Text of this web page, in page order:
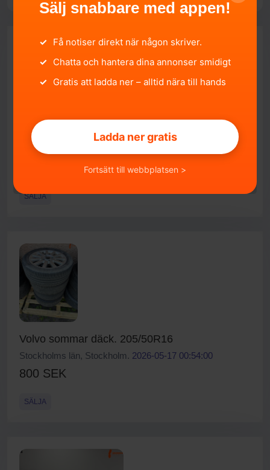
Hyundai ix35 sommardäck 18 tum bra skick
Örebro län, Örebro.
SÄLJA
Volvo sommar däck. 205/50R16
Stockholms län, Stockholm. 2026-05-17 00:54:00
800 SEK
SÄLJA
Sälj snabbare med appen!
✓ Få notiser direkt när någon skriver.
✓ Chatta och hantera dina annonser smidigt
✓ Gratis att ladda ner – alltid nära till hands
Ladda ner gratis
Fortsätt till webbplatsen >